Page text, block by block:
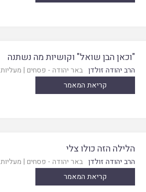
"וכאן הבן שואל" וקושיות מה נשתנה
הרב יהודה זולדן באר יהודה - פסחים | מעליות
קריאת המאמר
הלילה הזה כולו צלי
הרב יהודה זולדן באר יהודה - פסחים | מעליות
קריאת המאמר